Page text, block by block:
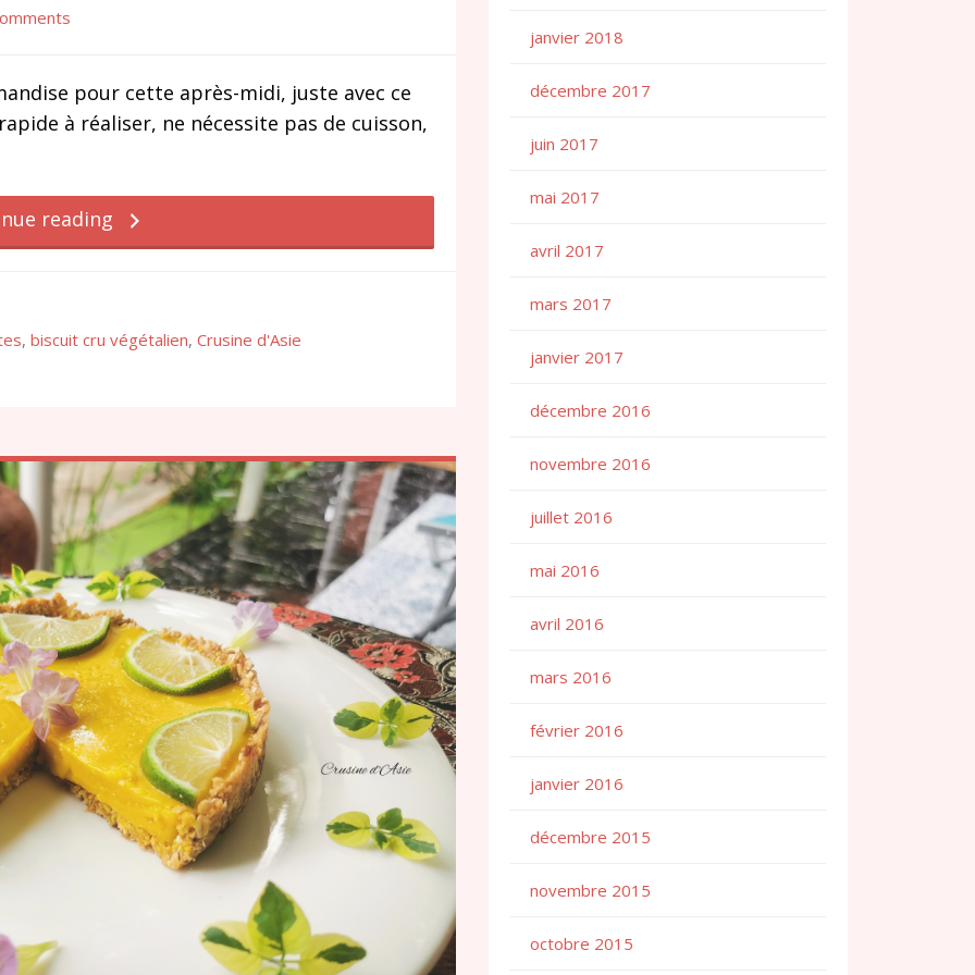
pour cette après-midi, juste avec ce
à réaliser, ne nécessite pas de cuisson,
reading
, biscuit cru végétalien, Crusine d'Asie
janvier 2018
décembre 2017
juin 2017
mai 2017
avril 2017
mars 2017
janvier 2017
décembre 2016
novembre 2016
juillet 2016
mai 2016
avril 2016
mars 2016
février 2016
janvier 2016
décembre 2015
novembre 2015
octobre 2015